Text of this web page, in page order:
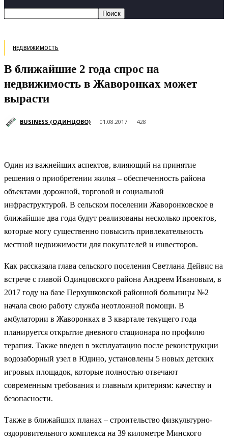
НЕДВИЖИМОСТЬ
В ближайшие 2 года спрос на
недвижимость в Жаворонках может
вырасти
BUSINESS (ОДИНЦОВО) 01.08.2017 428
Один из важнейших аспектов, влияющий на принятие
решения о приобретении жилья – обеспеченность района
объектами дорожной, торговой и социальной
инфраструктурой. В сельском поселении Жаворонковское в
ближайшие два года будут реализованы несколько проектов,
которые могу существенно повысить привлекательность
местной недвижимости для покупателей и инвесторов.
Как рассказала глава сельского поселения Светлана Дейвис на
встрече с главой Одинцовского района Андреем Ивановым, в
2017 году на базе Перхушковской районной больницы №2
начала свою работу служба неотложной помощи. В
амбулатории в Жаворонках в 3 квартале текущего года
планируется открытие дневного стационара по профилю
терапия. Также введен в эксплуатацию после реконструкции
водозаборный узел в Юдино, установлены 5 новых детских
игровых площадок, которые полностью отвечают
современным требования и главным критериям: качеству и
безопасности.
Также в ближайших планах – строительство физкультурно-
оздоровительного комплекса на 39 километре Минского